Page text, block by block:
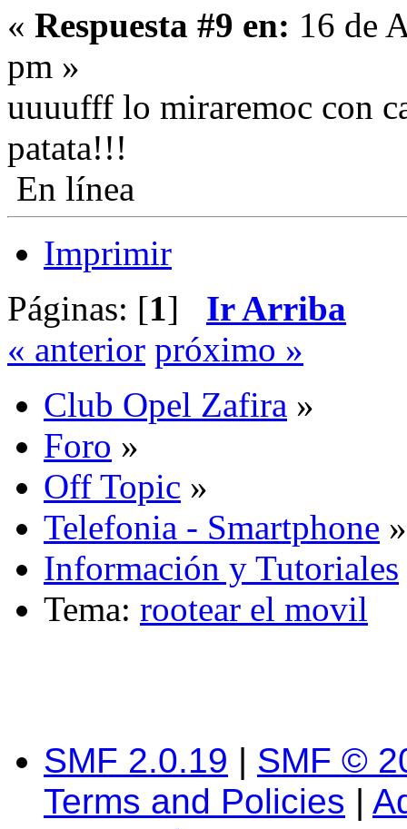
« Respuesta #9 en: 16 de
pm »
uuuufff lo miraremoc con
patata!!!
En línea
Imprimir
Páginas: [1] Ir Arriba
« anterior próximo »
Club Opel Zafira »
Foro »
Off Topic »
Telefonia - Smartphone »
Información y Tutoriales
Tema: rootear el movil
SMF 2.0.19 | SMF ©
Terms and Policies |